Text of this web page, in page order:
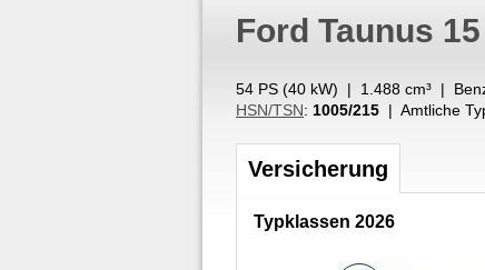
Ford Taunus
54 PS (40 kW) | 1.488 cm³ |
HSN/TSN: 1005/215 | Amtliche
Versicherung
Typklassen 2026